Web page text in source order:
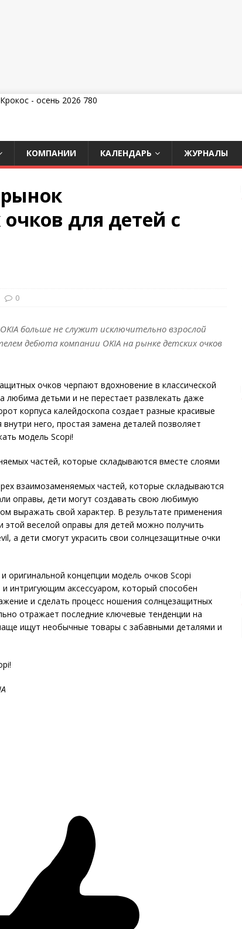
КОМПАНИИ КАЛЕНДАРЬ ЖУРНАЛЫ
для детей с
0
больше не служит исключительно взрослой
дебюта компании OKIA на рынке детских очков
очков черпают вдохновение в классической
любима детьми и не перестает развлекать даже
корпуса калейдоскопа создает разные красивые
него, простая замена деталей позволяет
модель Scopi!
взаимозаменяемых частей, которые складываются
оправы, дети могут создавать свою любимую
выражать свой характер. В результате применения
этой веселой оправы для детей можно получить
а дети смогут украсить свои солнцезащитные очки
оригинальной концепции модель очков Scopi
интригующим аксессуаром, который способен
и сделать процесс ношения солнцезащитных
отражает последние ключевые тенденции на
ищут необычные товары с забавными деталями и